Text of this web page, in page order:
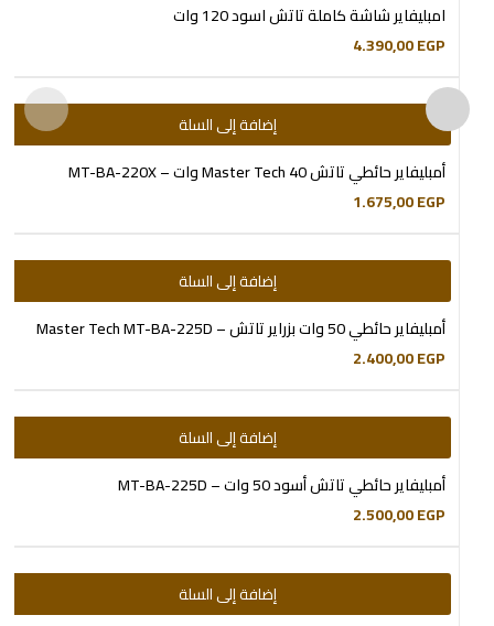
امبليفاير شاشة كاملة تاتش اسود 120 وات
4.390,00EGP
إضافة إلى السلة
أمبليفاير حائطي تاتش Master Tech 40 وات – MT-BA-220X
1.675,00EGP
إضافة إلى السلة
أمبليفاير حائطي 50 وات بزراير تاتش – Master Tech MT-BA-225D
2.400,00EGP
إضافة إلى السلة
أمبليفاير حائطي تاتش أسود 50 وات – MT-BA-225D
2.500,00EGP
إضافة إلى السلة